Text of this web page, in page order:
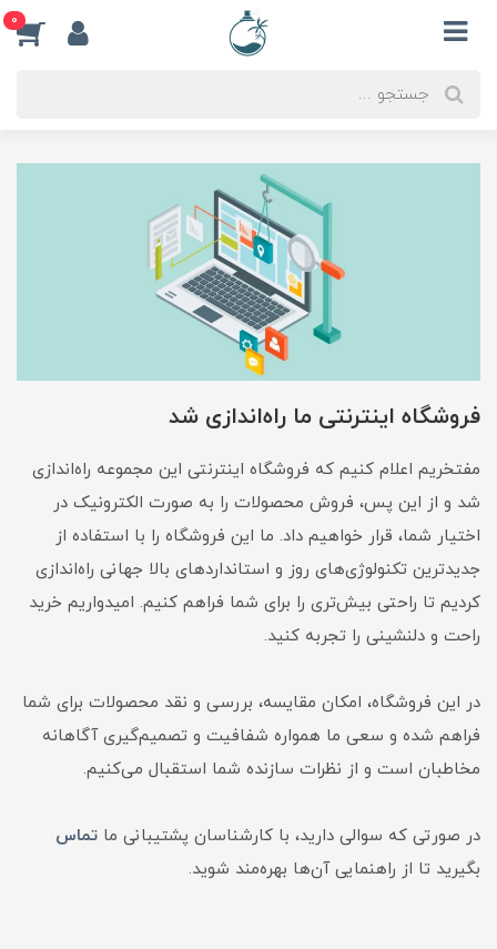
0
فروشگاه اینترنتی ما راه‌اندازی شد
مفتخریم اعلام کنیم که فروشگاه اینترنتی این مجموعه راه‌اندازی
شد و از این پس، فروش محصولات را به صورت الکترونیک در
اختیار شما، قرار خواهیم داد. ما این فروشگاه را با استفاده از
جدیدترین تکنولوژی‌های روز و استانداردهای بالا جهانی راه‌اندازی
کردیم تا راحتی بیش‌تری را برای شما فراهم کنیم. امیدواریم خرید
راحت و دلنشینی را تجربه کنید.
در این فروشگاه، امکان مقایسه، بررسی و نقد محصولات برای شما
فراهم شده و سعی ما همواره شفافیت و تصمیم‌گیری آگاهانه
مخاطبان است و از نظرات سازنده شما استقبال می‌کنیم.
در صورتی که سوالی دارید، با کارشناسان پشتیبانی ما تماس
بگیرید تا از راهنمایی آن‌ها بهره‌مند شوید.